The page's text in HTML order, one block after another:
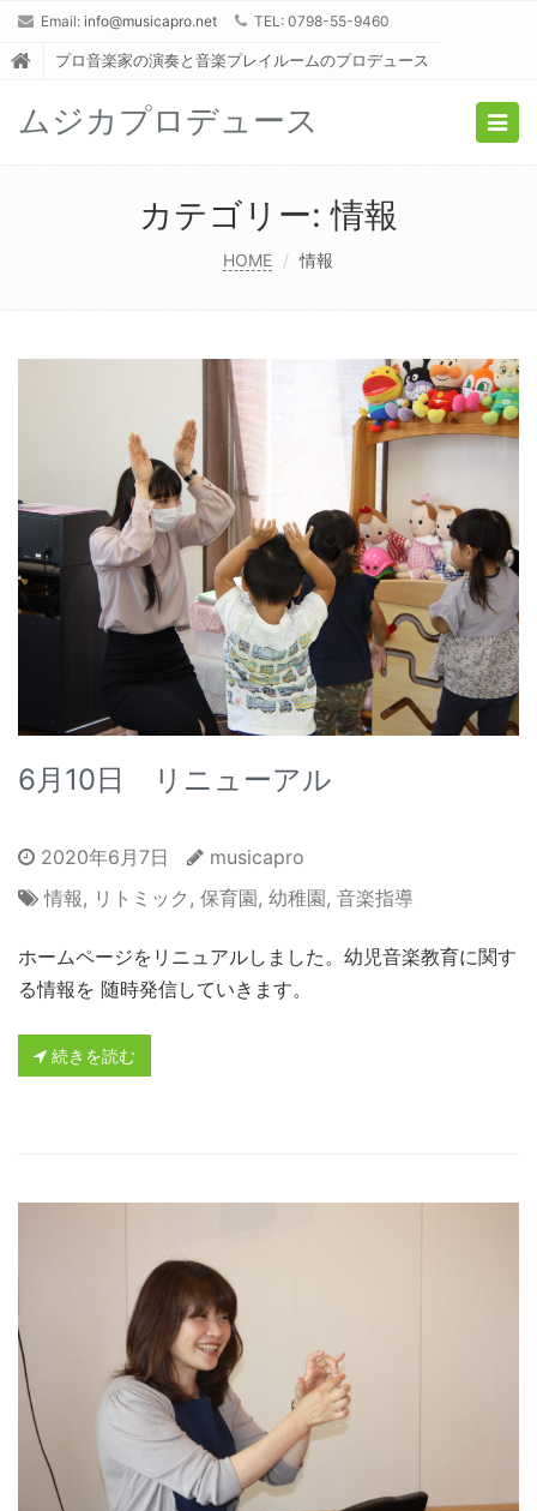
Email: info@musicapro.net TEL: 0798-55-9460
プロ音楽家の演奏と音楽プレイルームのプロデュース
ムジカプロデュース
カテゴリー:情報
HOME 情報
6月10日 リニューアル
2020年6月7日
musicapro
情報 , リトミック , 保育園, 幼稚園, 音楽指導
ホームページをリニュアルしました。幼児音楽教育に関す
る情報を 随時発信していきます。
続きを読む